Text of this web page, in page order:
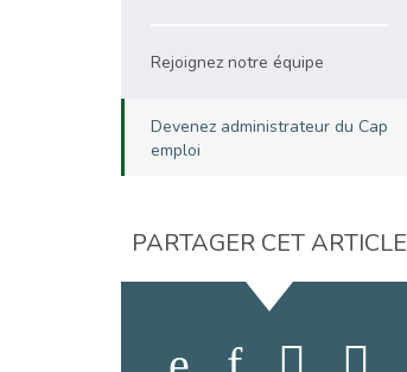
Rejoignez notre équipe
Devenez administrateur du Cap
emploi
PARTAGER CET ARTICLE